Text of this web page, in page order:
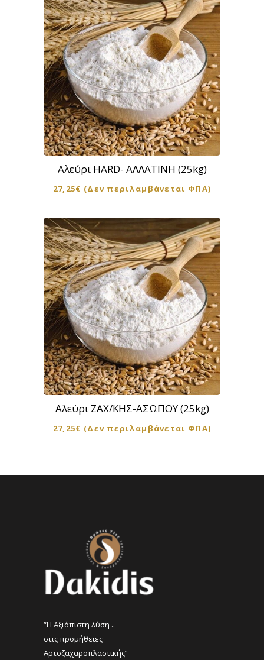
Αλεύρι HARD- ΑΛΛΑΤΙΝΗ (25kg)
27,25€ (Δεν περιλαμβάνεται ΦΠΑ)
Αλεύρι ΖΑΧ/ΚΗΣ-ΑΣΩΠΟΥ (25kg)
27,25€ (Δεν περιλαμβάνεται ΦΠΑ)
“Η Αξιόπιστη λύση ..
στις προμήθειες
Αρτοζαχαροπλαστικής”